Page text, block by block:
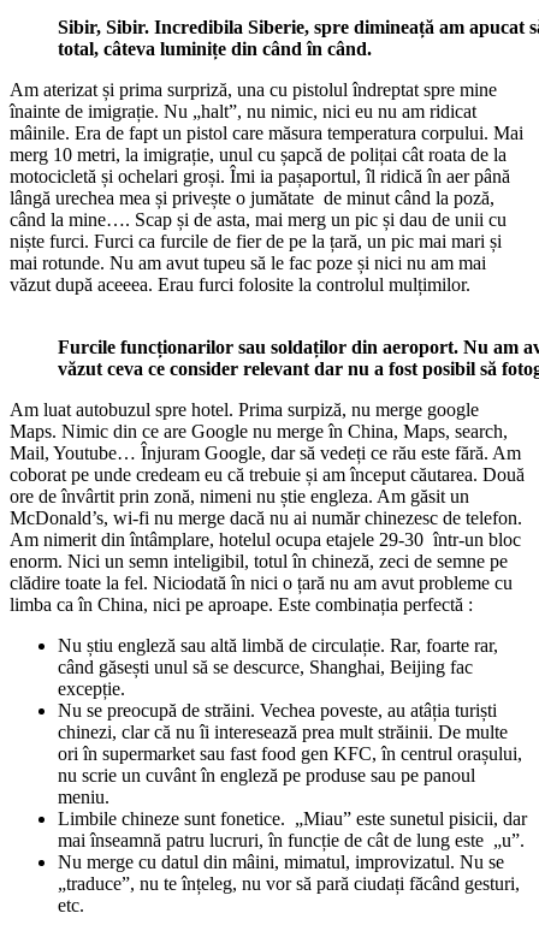
Sibir, Sibir. Incredibila Siberie, spre dimineață am apucat
total, câteva luminițe din când în când.
Am aterizat și prima surpriză, una cu pistolul îndreptat spre mine
înainte de imigrație. Nu „halt”, nu nimic, nici eu nu am ridicat
mâinile. Era de fapt un pistol care măsura temperatura corpului. Mai
merg 10 metri, la imigrație, unul cu șapcă de polițai cât roata de la
motocicletă și ochelari groși. Îmi ia pașaportul, îl ridică în aer până
lângă urechea mea și privește o jumătate de minut când la poză,
când la mine…. Scap și de asta, mai merg un pic și dau de unii cu
niște furci. Furci ca furcile de fier de pe la țară, un pic mai mari și
mai rotunde. Nu am avut tupeu să le fac poze și nici nu am mai
văzut după aceeea. Erau furci folosite la controlul mulțimilor.
Furcile funcționarilor sau soldaților din aeroport. Nu am
văzut ceva ce consider relevant dar nu a fost posibil să
Am luat autobuzul spre hotel. Prima surpiză, nu merge google
Maps. Nimic din ce are Google nu merge în China, Maps, search,
Mail, Youtube… Înjuram Google, dar să vedeți ce rău este fără. Am
coborat pe unde credeam eu că trebuie și am început căutarea. Două
ore de învârtit prin zonă, nimeni nu știe engleza. Am găsit un
McDonald’s, wi-fi nu merge dacă nu ai număr chinezesc de telefon.
Am nimerit din întâmplare, hotelul ocupa etajele 29-30 într-un bloc
enorm. Nici un semn inteligibil, totul în chineză, zeci de semne pe
clădire toate la fel. Niciodată în nici o țară nu am avut probleme cu
limba ca în China, nici pe aproape. Este combinația perfectă :
Nu știu engleză sau altă limbă de circulație. Rar, foarte rar,
când găsești unul să se descurce, Shanghai, Beijing fac
excepție.
Nu se preocupă de străini. Vechea poveste, au atâția turiști
chinezi, clar că nu îi interesează prea mult străinii. De multe
ori în supermarket sau fast food gen KFC, în centrul orașului,
nu scrie un cuvânt în engleză pe produse sau pe panoul
meniu.
Limbile chineze sunt fonetice. „Miau” este sunetul pisicii, dar
mai înseamnă patru lucruri, în funcție de cât de lung este „u”.
Nu merge cu datul din mâini, mimatul, improvizatul. Nu se
„traduce”, nu te înțeleg, nu vor să pară ciudați făcând gesturi,
etc.